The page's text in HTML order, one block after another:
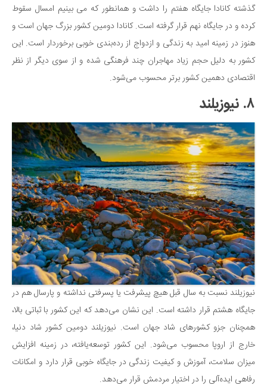
گذشته کانادا جایگاه هفتم را داشت و همانطور که می بینیم امسال سقوط
کرده و در جایگاه نهم قرار گرفته است. کانادا دومین کشور بزرگ جهان است و
هنوز در زمینه امید به زندگی و ازدواج از رده‌بندی خوبی برخوردار است. این
کشور به دلیل حجم زیاد مهاجران چند فرهنگی شده و از سوی دیگر از نظر
اقتصادی دهمین کشور برتر محسوب می‌شود.
۸. نیوزیلند
نیوزیلند نسبت به سال قبل هیچ پیشرفت یا پسرفتی نداشته و پارسال هم در
جایگاه هشتم قرار داشته است. این نشان می‌دهد که این کشور با ثباتی بالا،
همچنان جزو کشورهای شاد جهان است. نیوزیلند دومین کشور شاد دنیا،
خارج از اروپا محسوب می‌شود. این کشور توسعه‌یافته، در زمینه افزایش
میزان سلامت، آموزش و کیفیت زندگی در جایگاه خوبی قرار دارد و امکانات
رفاهی ایده‌آلی را در اختیار مردمش قرار می‌دهد.